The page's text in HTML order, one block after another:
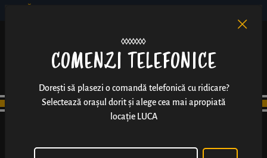
COMENZI TELEFONICE
Dorești să plasezi o comandă telefonică cu ridicare?
Selectează orașul dorit și alege cea mai apropiată
locație LUCA